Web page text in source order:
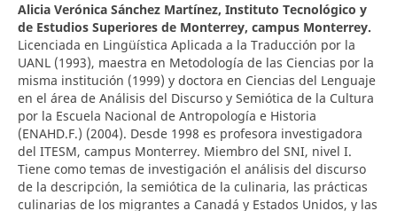
Alicia Verónica Sánchez Martínez, Instituto Tecnológico y
de Estudios Superiores de Monterrey, campus Monterrey.
Licenciada en Lingüística Aplicada a la Traducción por la
UANL (1993), maestra en Metodología de las Ciencias por la
misma institución (1999) y doctora en Ciencias del Lenguaje
en el área de Análisis del Discurso y Semiótica de la Cultura
por la Escuela Nacional de Antropología e Historia
(ENAHD.F.) (2004). Desde 1998 es profesora investigadora
del ITESM, campus Monterrey. Miembro del SNI, nivel I.
Tiene como temas de investigación el análisis del discurso
de la descripción, la semiótica de la culinaria, las prácticas
culinarias de los migrantes a Canadá y Estados Unidos, y las